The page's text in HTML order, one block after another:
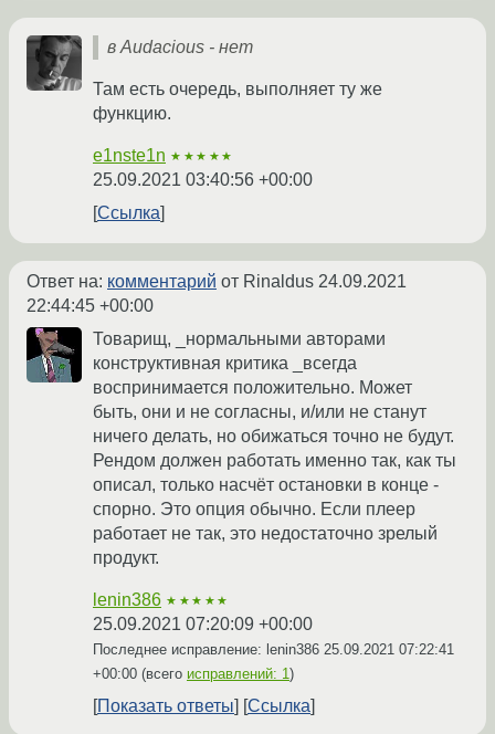
в Audacious - нет
Там есть очередь, выполняет ту же
функцию.
e1nste1n ★★★★★
25.09.2021 03:40:56 +00:00
Ссылка
Ответ на: комментарий от Rinaldus 24.09.2021
22:44:45 +00:00
Товарищ, _нормальными авторами
конструктивная критика _всегда
воспринимается положительно. Может
быть, они и не согласны, и/или не станут
ничего делать, но обижаться точно не будут.
Рендом должен работать именно так, как ты
описал, только насчёт остановки в конце -
спорно. Это опция обычно. Если плеер
работает не так, это недостаточно зрелый
продукт.
lenin386 ★★★★★
25.09.2021 07:20:09 +00:00
Последнее исправление: lenin386 25.09.2021 07:22:41
+00:00 (всего исправлений: 1)
Показать ответы Ссылка